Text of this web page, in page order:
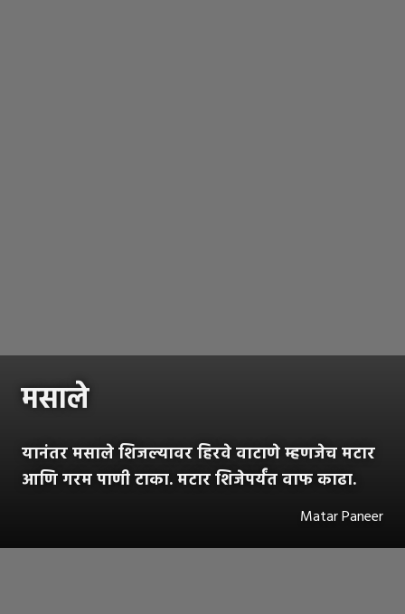
मसाले
यानंतर मसाले शिजल्यावर हिरवे वाटाणे म्हणजेच मटार
आणि गरम पाणी टाका. मटार शिजेपर्यंत वाफ काढा.
Matar Paneer